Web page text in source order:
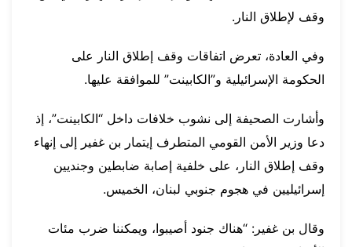
وقف لإطلاق النار.
وفي العادة، تعرض اتفاقات وقف إطلاق النار على
الحكومة الإسرائيلية و”الكابينت” للموافقة عليها.
وأشارت الصحيفة إلى نشوب خلافات داخل “الكابينت”، إذ
دعا وزير الأمن القومي المتطرف إيتمار بن غفير إلى إنهاء
وقف إطلاق النار، على خلفية إصابة ضابطين وجنديين
إسرائيليين في هجوم جنوبي لبنان، الخميس.
وقال بن غفير: “هناك جنود أصيبوا، ويمكننا ضرب مئات